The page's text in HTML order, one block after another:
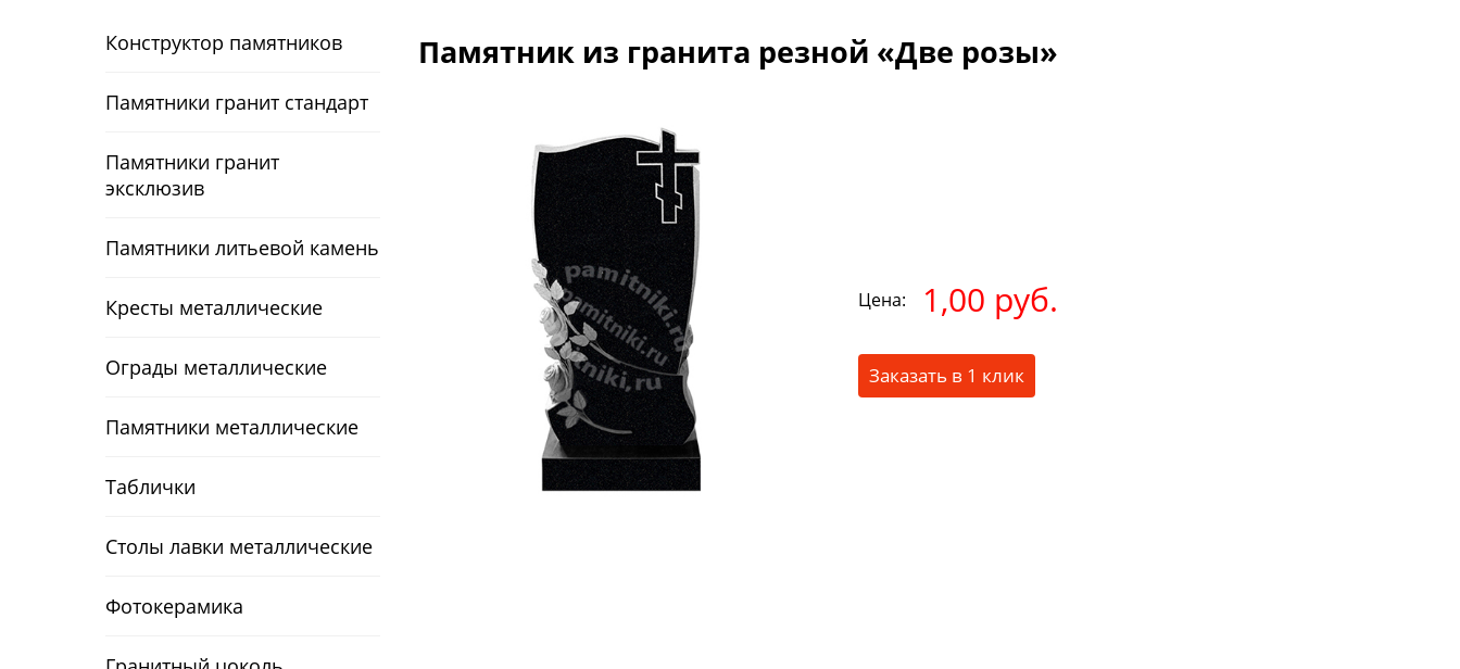
Памятник из гранита резной «Две розы»
Цена: 1,00 руб.
Заказать в 1 клик
Конструктор памятников
Памятники гранит стандарт
Памятники гранит
эксклюзив
Памятники литьевой камень
Кресты металлические
Ограды металлические
Памятники металлические
Таблички
Столы лавки металлические
Фотокерамика